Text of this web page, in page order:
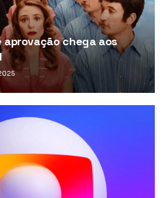
aprovação chega aos